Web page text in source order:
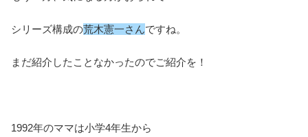
シリーズ構成の荒木憲一さんですね。
まだ紹介したことなかったのでご紹介を！
1992年のママは小学4年生から